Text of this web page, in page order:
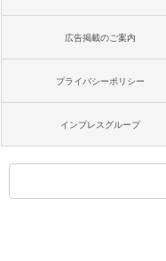
広告掲載のご案内
プライバシーポリシー
インプレスグループ